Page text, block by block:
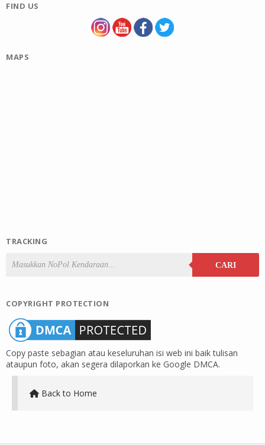
FIND US
MAPS
TRACKING
CARI
COPYRIGHT PROTECTION
Copy paste sebagian atau keseluruhan isi web ini baik tulisan
ataupun foto, akan segera dilaporkan ke Google DMCA.
Back to Home